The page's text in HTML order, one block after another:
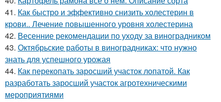
41. Как быстро и эффективно снизить холестерин в
крови.. Лечение повышенного уровня холестерина
42. Весенние рекомендации по уходу за виноградником
43. Октябрьские работы в виноградниках: что нужно
знать для успешного урожая
44. Как перекопать заросший участок лопатой. Как
разработать заросший участок агротехническими
мероприятиями